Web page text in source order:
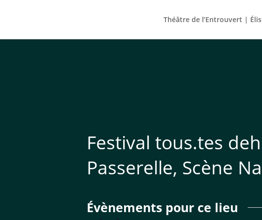
Théâtre de l’Entrouvert |
Festival tous.tes
Passerelle, Scène
Évènements pour ce lieu